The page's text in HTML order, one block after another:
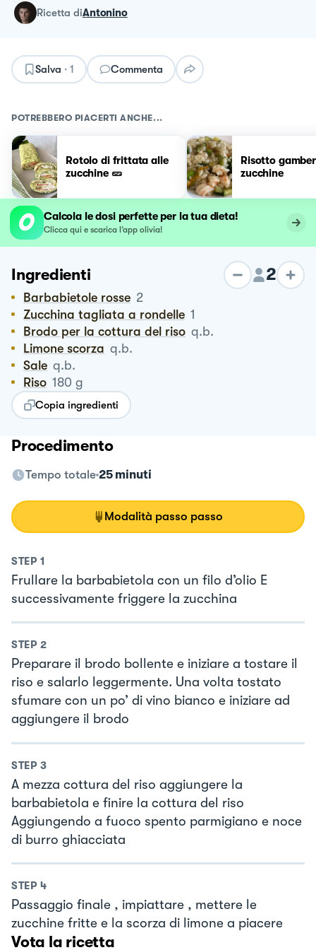
ricetta diAntonino
Salva · 1 Commenta
POTREBBERO PIACERTI ANCHE...
Rotolo di frittata alle
zucchine 🥒
Risotto
zucchine
Calcola le dosi perfette per la tua dieta!
Clicca qui e scarica l’app olivia!
Ingredienti 2
Barbabietole rosse 2
Zucchina tagliata a rondelle 1
Brodo per la cottura del riso q.b.
Limone scorza q.b.
Sale q.b.
Riso 180 g
Copia ingredienti
Procedimento
Tempo totale 25 minuti
Modalità passo passo
STEP 1
Frullare la barbabietola con un filo d’olio E
successivamente friggere la zucchina
STEP 2
Preparare il brodo bollente e iniziare a tostare il
riso e salarlo leggermente. Una volta tostato
sfumare con un po’ di vino bianco e iniziare ad
aggiungere il brodo
STEP 3
A mezza cottura del riso aggiungere la
barbabietola e finire la cottura del riso
Aggiungendo a fuoco spento parmigiano e noce
di burro ghiacciata
STEP 4
Passaggio finale , impiattare , mettere le
zucchine fritte e la scorza di limone a piacere
Vota la ricetta